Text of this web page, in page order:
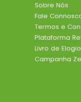
Sobre Nós
Fale
Termos e
Plataforma
Livro de
Campanha